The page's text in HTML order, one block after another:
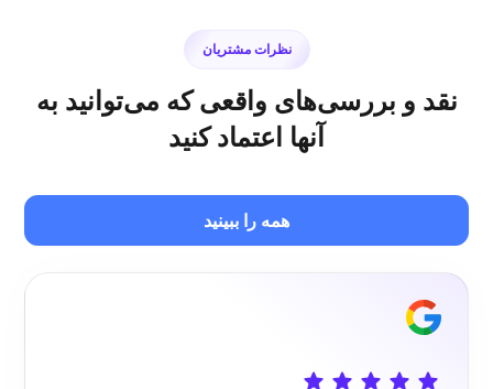
نظرات مشتریان
نقد و بررسی‌های واقعی که می‌توانید به
آنها اعتماد کنید
همه را ببینید